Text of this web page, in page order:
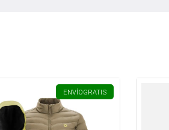
ENVÍOGRATIS